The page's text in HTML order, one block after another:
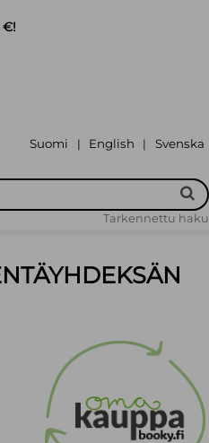
€!
Suomi | English | Svenska
Tarkennettu haku